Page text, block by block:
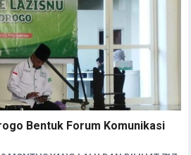
Bentuk Forum Komunikasi